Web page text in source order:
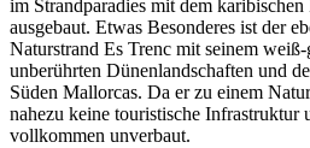
im Strandparadies mit dem
ausgebaut. Etwas Besonderes ist der
Naturstrand Es Trenc mit seinem
unberührten Dünenlandschaften und
Süden Mallorcas. Da er zu einem
nahezu keine touristische Infrastruktur
vollkommen unverbaut.